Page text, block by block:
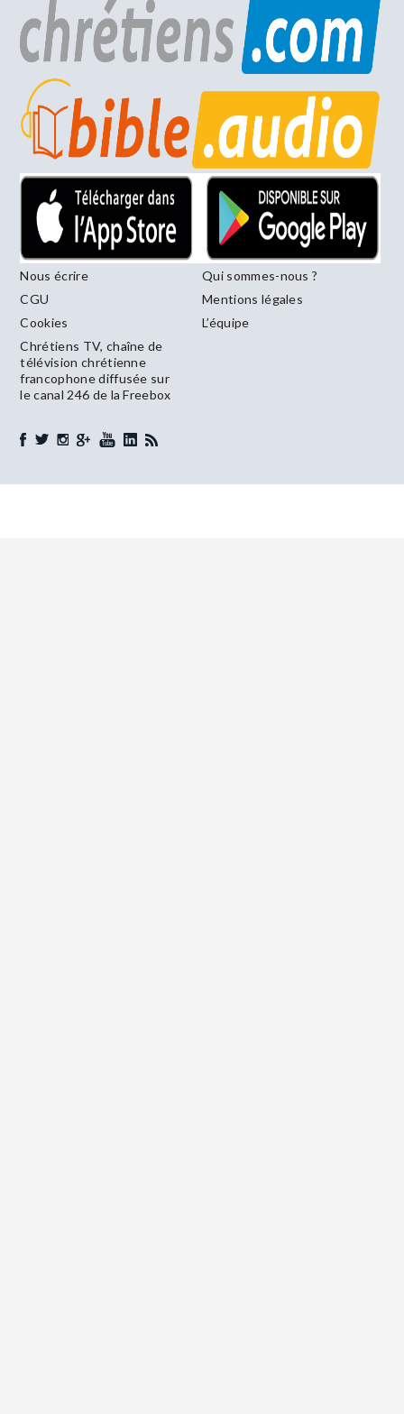
Nous écrire
Qui sommes-nous ?
CGU
Mentions légales
Cookies
L’équipe
Chrétiens TV, chaîne de
télévision chrétienne
francophone diffusée sur
le canal 246 de la Freebox